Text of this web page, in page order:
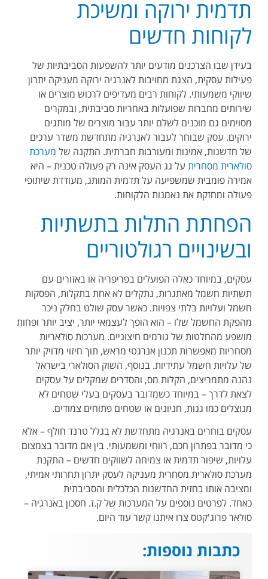
תדמית ירוקה ומשיכת
לקוחות חדשים
בעידן שבו הצרכנים מודעים יותר להשפעות הסביבתיות של
פעילות עסקית, הצגת מחויבות לאנרגיה ירוקה מעניקה יתרון
שיווקי משמעותי. לקוחות רבים מעדיפים לרכוש מוצרים או
שירותים מחברות שפועלות באחריות סביבתית, ובמקרים
מסוימים גם מוכנים לשלם יותר עבור מוצרים של מותגים
ירוקים. עסק שבוחר לעבור לאנרגיה מתחדשת משדר ערכים
של חדשנות, אמינות ומעורבות חברתית. התקנה של מערכת
סולארית מסחריתעל גג העסק אינה רק פעולה טכנית – היא
אמירה פומבית שמשפיעה על תדמית המותג, מעודדת שיתופי
פעולה ומחזקת את נאמנות הלקוחות.
הפחתת התלות בתשתיות
ובשינויים רגולטוריים
עסקים, במיוחד כאלה הפועלים בפריפריה או באזורים עם
תשתיות חשמל מאתגרות, נתקלים לא אחת בתקלות, הפסקות
חשמל ועלויות בלתי צפויות. כאשר עסק שולט בחלק ניכר
מהפקת החשמל שלו – הוא הופך לעצמאי יותר, יציב יותר ופחות
מושפע מהחלטות של גורמים חיצוניים. מערכות סולאריות
מסחריות מאפשרות תכנון אנרגטי מראש, תוך חיזוי מדויק יותר
של עלויות חשמל עתידיות. בנוסף, השוק הסולארי בישראל
נהנה מתמריצים, הקלות מס, והסדרים שמקלים על עסקים
לצאת לדרך – במיוחד כשמדובר בעסקים בעלי שטחים לא
מנוצלים כמו גגות, חניונים או שטחים פתוחים צמודים.
עסקים בוחרים באנרגיה מתחדשת לא בגלל טרנד חולף – אלא
כי מדובר בפתרון חכם, רווחי ומשמעותי. בין אם מדובר בצמצום
עלויות, שיפור תדמית או צמיחה לשווקים חדשים – התקנת
מערכת סולארית מסחרית מעניקה לעסק יתרון תחרותי אמיתי,
ומציבה אותו בחזית החדשנות הכלכלית והסביבתית
כאחד. לפרטים נוספים על המערכות של ק.ז. חסכון באנרגיה –
סולאר פרוג'קטס צרו איתנו קשר עוד היום.
כתבות נוספות: